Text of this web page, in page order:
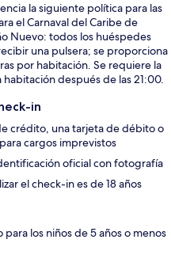
la siguiente política para las
el Carnaval del Caribe de
Nuevo: todos los huéspedes
una pulsera; se proporciona
por habitación. Se requiere la
habitación después de las 21:00.
in
crédito, una tarjeta de débito o
cargos imprevistos
oficial con fotografía
el check-in es de 18 años
los niños de 5 años o menos